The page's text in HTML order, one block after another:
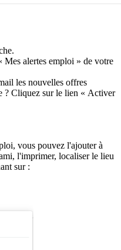
Mes alertes emploi » de votre
les nouvelles offres
? Cliquez sur le lien « Activer
vous pouvez l'ajouter à
l'imprimer, localiser le lieu
sur :